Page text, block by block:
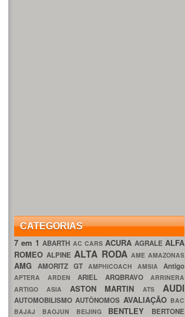
CATEGORIAS
7 em 1ABARTH AC CARS ACURA AGRALE ALFA
ROMEOALPINEALTA RODA AME AMAZONAS
AMG AMORITZ GT AMPHICOACH AMSIA Antigo
APTERA ARDEN ARIEL ARQBRAVO ARRINERA
ARTIGO ASIA ASTON MARTINATS AUDI
AUTOMOBILISMOAUTÔNOMOS AVALIAÇÃO BAC
BAJAJ BAOJUN BEIJING BENTLEY BERTONE